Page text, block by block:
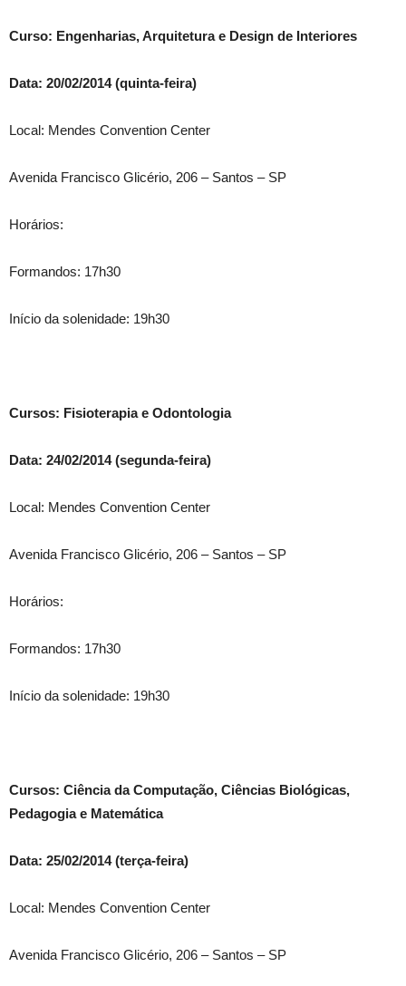
Curso: Engenharias, Arquitetura e Design de Interiores
Data: 20/02/2014 (quinta-feira)
Local: Mendes Convention Center
Avenida Francisco Glicério, 206 – Santos – SP
Horários:
Formandos: 17h30
Início da solenidade: 19h30
Cursos: Fisioterapia e Odontologia
Data: 24/02/2014 (segunda-feira)
Local: Mendes Convention Center
Avenida Francisco Glicério, 206 – Santos – SP
Horários:
Formandos: 17h30
Início da solenidade: 19h30
Cursos: Ciência da Computação, Ciências Biológicas,
Pedagogia e Matemática
Data: 25/02/2014 (terça-feira)
Local: Mendes Convention Center
Avenida Francisco Glicério, 206 – Santos – SP